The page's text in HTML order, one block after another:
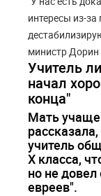
интересы из-
министр Дорин
Учитель
начал
конца"
Мать
учитель
Х класса,
но не довел
евреев".